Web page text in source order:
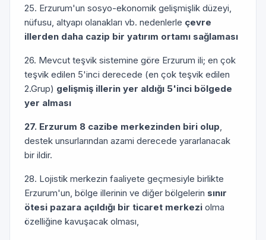
25. Erzurum'un sosyo-ekonomik gelişmişlik düzeyi,
nüfusu, altyapı olanakları vb. nedenlerle çevre
illerden daha cazip bir yatırım ortamı sağlaması
26. Mevcut teşvik sistemine göre Erzurum ili; en çok
teşvik edilen 5'inci derecede (en çok teşvik edilen
2.Grup) gelişmiş illerin yer aldığı 5'inci bölgede
yer alması
27. Erzurum 8 cazibe merkezinden biri olup,
destek unsurlarından azami derecede yararlanacak
bir ildir.
28. Lojistik merkezin faaliyete geçmesiyle birlikte
Erzurum'un, bölge illerinin ve diğer bölgelerin sınır
ötesi pazara açıldığı bir ticaret merkezi olma
özelliğine kavuşacak olması,